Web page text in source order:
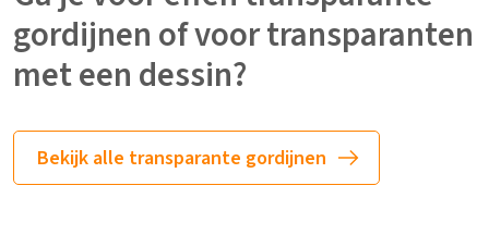
gordijnen of voor transparanten
met een dessin?
Bekijk alle transparante gordijnen